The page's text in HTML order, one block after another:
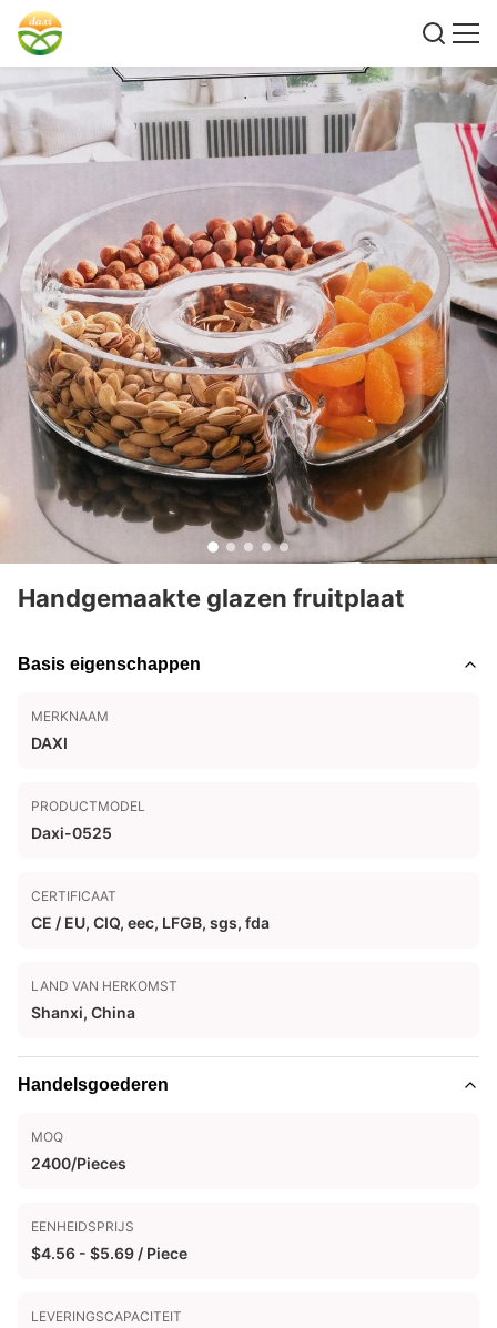
Handgemaakte glazen fruitplaat
Basis eigenschappen
MERKNAAM
DAXI
PRODUCTMODEL
Daxi-0525
CERTIFICAAT
CE / EU, CIQ, eec, LFGB, sgs, fda
LAND VAN HERKOMST
Shanxi, China
Handelsgoederen
MOQ
2400/Pieces
EENHEIDSPRIJS
$4.56 - $5.69 / Piece
LEVERINGSCAPACITEIT